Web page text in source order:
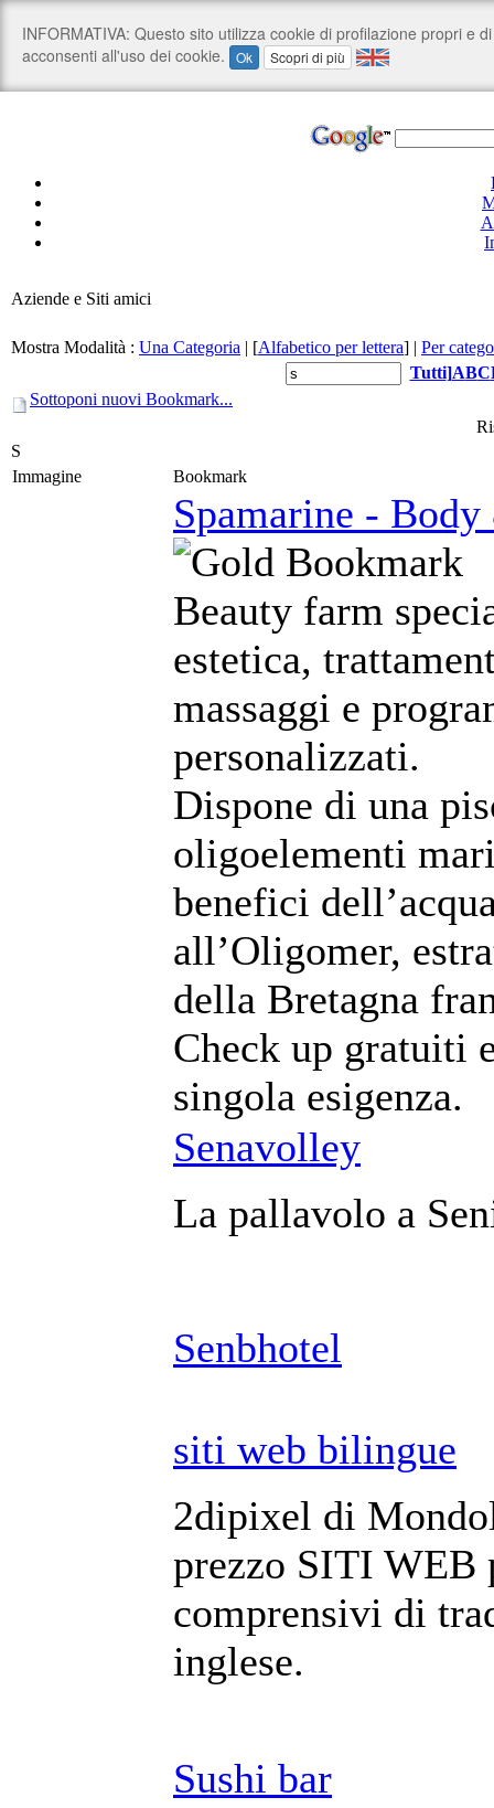
Aziende e Siti amici
Mostra Modalità : Una Categoria | [Alfabetico per lettera] | Per
Tutti]ABC
Sottoponi nuovi Bookmark...
S
Immagine
Bookmark
Spamarine -
Beauty farm
estetica,
massaggi e
personalizzati.
Dispone di una
oligoelementi
benefici
all’Oligomer,
della Bretagna
Check up gratuiti
singola esigenza.
Senavolley
La pallavolo a
Senbhotel
siti web bilingue
2dipixel di
prezzo SITI WEB
comprensivi di
inglese.
Sushi bar